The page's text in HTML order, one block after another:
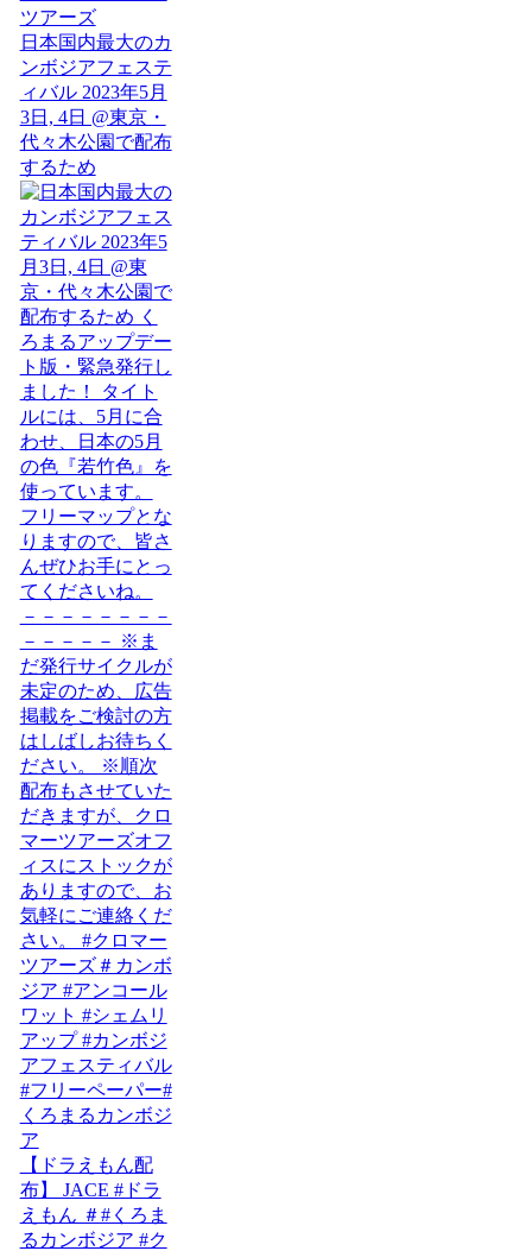
日本国内最大のカ
ンボジアフェステ
ィバル 2023年5月
3日, 4日 @東京・
代々木公園で配布
するため
【ドラえもん配
布】 JACE #ドラ
えもん ＃#くろま
るカンボジア #ク